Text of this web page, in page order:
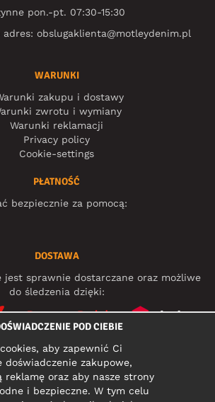
pon.-pt. 07:30-15:30
obslugaklienta@motleydenim.pl
WARUNKI
zakupu i dostawy
zwrotu i wymiany
Warunki reklamacji
Privacy policy
Cookie-settings
PŁATNOŚĆ
bezpiecznie za pomocą:
DOSTAWA
jest sprawnie dostarczane oraz możliwe
do śledzenia dzięki:
MEDIA SPOŁECZNOŚCIOWE
POD CIEBIE
aby zapewnić Ci
doświadczenie zakupowe,
reklamę oraz aby nasze strony
i bezpieczne. W tym celu